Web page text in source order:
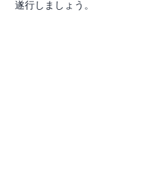
遂行しましょう。